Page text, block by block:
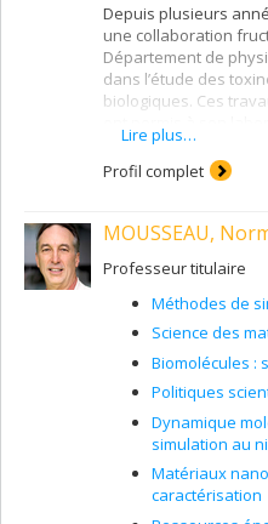
Depuis plusieurs
une collaboration
Département de
dans l’étude des
biologiques. Ces
scientifique
initiatives de
Réseau Biocontrôle,
ravageurs agricoles
dont il fut le
place, au début des
en transport
Groupe d’étude des
récemment, M.
à force atomique et à
toxines insecticides.
Lire plus…
Profil complet
MOUSSEAU,
Professeur titulaire
Méthodes de
Science des
Biomolécules :
Politiques
Dynamique
simulation au
Matériaux
caractérisation